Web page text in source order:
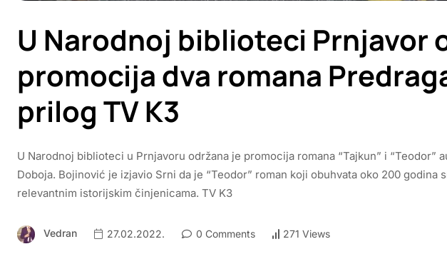
U Narodnoj biblioteci Prnjavor
promocija dva romana
prilog TV K3
U Narodnoj biblioteci u Prnjavoru održana je promocija romana “Tajkun” i “Teodor”
Doboja. Bojinović je izjavio Srni da je “Teodor” roman koji obuhvata oko 200 godina
relevantnim istorijskim činjenicama. TV K3
Vedran 27.02.2022. 0 Comments 271 Views